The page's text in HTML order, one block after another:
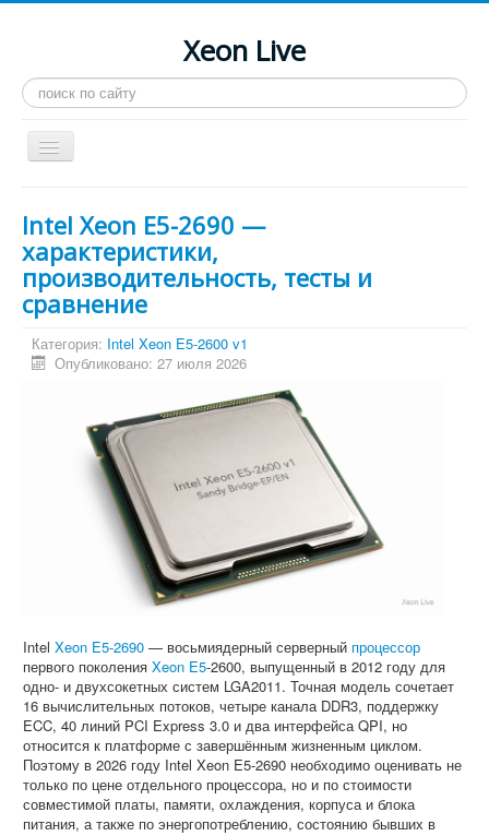
Xeon Live
Искать...
Toggle
Navigation
LGA 2011-3
LGA 2011
Процессоры
Инструкции
Конференция
Системные программы
Intel Xeon E5-2690 —
характеристики,
производительность, тесты и
сравнение
Категория: Intel Xeon E5-2600 v1
Опубликовано: 27 июля 2026
Intel Xeon E5-2690 — восьмиядерный серверный процессор
первого поколения Xeon E5-2600, выпущенный в 2012 году для
одно- и двухсокетных систем LGA2011. Точная модель сочетает
16 вычислительных потоков, четыре канала DDR3, поддержку
ECC, 40 линий PCI Express 3.0 и два интерфейса QPI, но
относится к платформе с завершённым жизненным циклом.
Поэтому в 2026 году Intel Xeon E5-2690 необходимо оценивать не
только по цене отдельного процессора, но и по стоимости
совместимой платы, памяти, охлаждения, корпуса и блока
питания, а также по энергопотреблению, состоянию бывших в